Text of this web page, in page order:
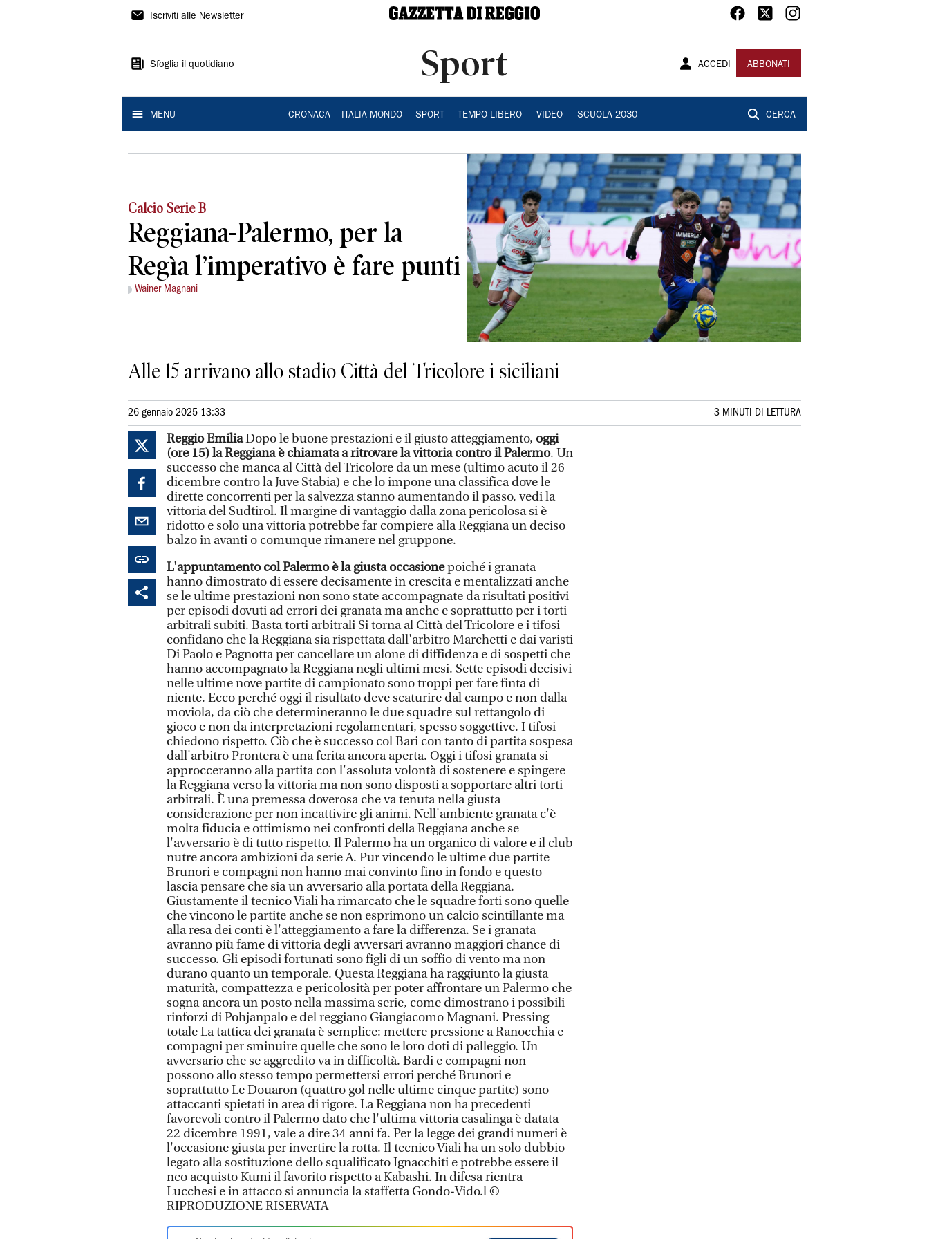
Gazzetta
Reggio
Iscriviti alle Newsletter
Sfoglia il quotidiano Sport ACCEDI ABBONATI
MENU CRONACA ITALIA MONDO SPORT TEMPO LIBERO VIDEO SCUOLA 2030 CERCA
Calcio Serie B
Reggiana-Palermo, per la
Regìa l’imperativo è fare punti
Wainer Magnani
Alle 15 arrivano allo stadio Città del Tricolore i siciliani
26 gennaio 2025 13:33 3 MINUTI DI LETTURA
Reggio EmiliaDopo le buone prestazioni e il giusto atteggiamento, oggi
(ore 15) la Reggiana è chiamata a ritrovare la vittoria contro il Palermo. Un
successo che manca al Città del Tricolore da un mese (ultimo acuto il 26
dicembre contro la Juve Stabia) e che lo impone una classifica dove le
dirette concorrenti per la salvezza stanno aumentando il passo, vedi la
vittoria del Sudtirol. Il margine di vantaggio dalla zona pericolosa si è
ridotto e solo una vittoria potrebbe far compiere alla Reggiana un deciso
balzo in avanti o comunque rimanere nel gruppone.
L'appuntamento col Palermo è la giusta occasionepoiché i granata
hanno dimostrato di essere decisamente in crescita e mentalizzati anche
se le ultime prestazioni non sono state accompagnate da risultati positivi
per episodi dovuti ad errori dei granata ma anche e soprattutto per i torti
arbitrali subiti. Basta torti arbitrali Si torna al Città del Tricolore e i tifosi
confidano che la Reggiana sia rispettata dall'arbitro Marchetti e dai varisti
Di Paolo e Pagnotta per cancellare un alone di diffidenza e di sospetti che
hanno accompagnato la Reggiana negli ultimi mesi. Sette episodi decisivi
nelle ultime nove partite di campionato sono troppi per fare finta di
niente. Ecco perché oggi il risultato deve scaturire dal campo e non dalla
moviola, da ciò che determineranno le due squadre sul rettangolo di
gioco e non da interpretazioni regolamentari, spesso soggettive. I tifosi
chiedono rispetto. Ciò che è successo col Bari con tanto di partita sospesa
dall'arbitro Prontera è una ferita ancora aperta. Oggi i tifosi granata si
approcceranno alla partita con l'assoluta volontà di sostenere e spingere
la Reggiana verso la vittoria ma non sono disposti a sopportare altri torti
arbitrali. È una premessa doverosa che va tenuta nella giusta
considerazione per non incattivire gli animi. Nell'ambiente granata c'è
molta fiducia e ottimismo nei confronti della Reggiana anche se
l'avversario è di tutto rispetto. Il Palermo ha un organico di valore e il club
nutre ancora ambizioni da serie A. Pur vincendo le ultime due partite
Brunori e compagni non hanno mai convinto fino in fondo e questo
lascia pensare che sia un avversario alla portata della Reggiana.
Giustamente il tecnico Viali ha rimarcato che le squadre forti sono quelle
che vincono le partite anche se non esprimono un calcio scintillante ma
alla resa dei conti è l'atteggiamento a fare la differenza. Se i granata
avranno più fame di vittoria degli avversari avranno maggiori chance di
successo. Gli episodi fortunati sono figli di un soffio di vento ma non
durano quanto un temporale. Questa Reggiana ha raggiunto la giusta
maturità, compattezza e pericolosità per poter affrontare un Palermo che
sogna ancora un posto nella massima serie, come dimostrano i possibili
rinforzi di Pohjanpalo e del reggiano Giangiacomo Magnani. Pressing
totale La tattica dei granata è semplice: mettere pressione a Ranocchia e
compagni per sminuire quelle che sono le loro doti di palleggio. Un
avversario che se aggredito va in difficoltà. Bardi e compagni non
possono allo stesso tempo permettersi errori perché Brunori e
soprattutto Le Douaron (quattro gol nelle ultime cinque partite) sono
attaccanti spietati in area di rigore. La Reggiana non ha precedenti
favorevoli contro il Palermo dato che l'ultima vittoria casalinga è datata
22 dicembre 1991, vale a dire 34 anni fa. Per la legge dei grandi numeri è
l'occasione giusta per invertire la rotta. Il tecnico Viali ha un solo dubbio
legato alla sostituzione dello squalificato Ignacchiti e potrebbe essere il
neo acquisto Kumi il favorito rispetto a Kabashi. In difesa rientra
Lucchesi e in attacco si annuncia la staffetta Gondo-Vido.l ©
RIPRODUZIONE RISERVATA